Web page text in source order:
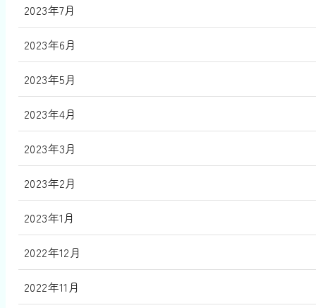
2023年7月
2023年6月
2023年5月
2023年4月
2023年3月
2023年2月
2023年1月
2022年12月
2022年11月